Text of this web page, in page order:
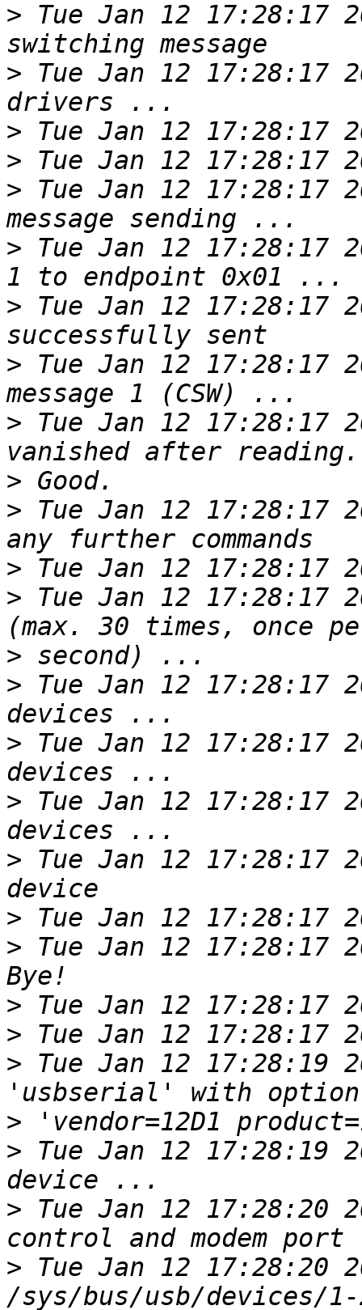
> Tue Jan 12 17:28:17
> Tue Jan 12 17:28:17
>
>
> Tue Jan 12 17:28:17
> Tue Jan 12 17:28:17
> Tue Jan 12 17:28:17
> Tue Jan 12 17:28:17
> Tue Jan 12 17:28:17
>
> Tue Jan 12 17:28:17
>
> Tue Jan 12 17:28:17
>
> Tue Jan 12 17:28:17
> Tue Jan 12 17:28:17
> Tue Jan 12 17:28:17
> Tue Jan 12 17:28:17
>
> Tue Jan 12 17:28:17
>
>
> Tue Jan 12 17:28:19
>
> Tue Jan 12 17:28:19
> Tue Jan 12 17:28:20
> Tue Jan 12 17:28:20